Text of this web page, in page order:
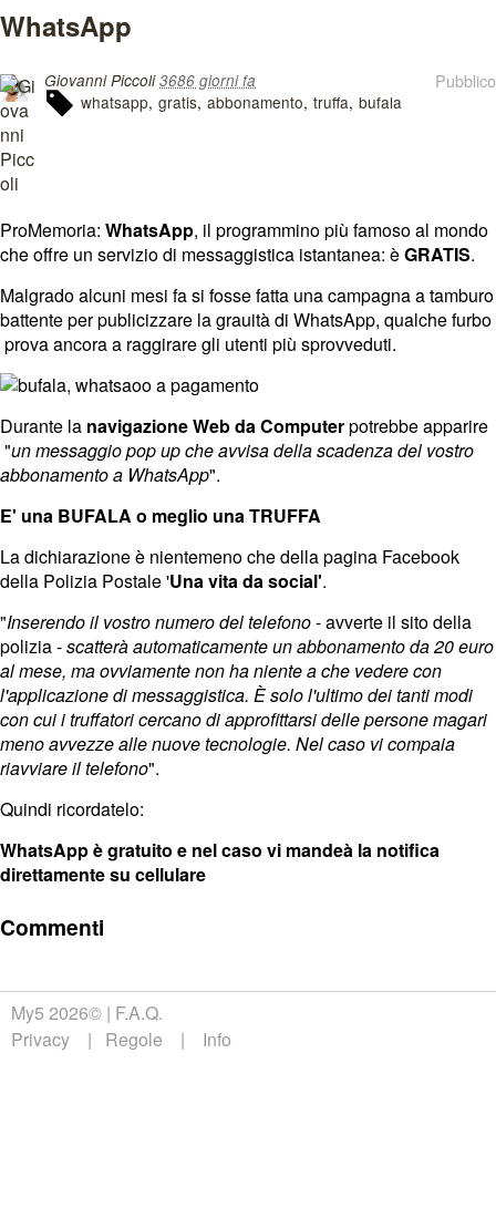
WhatsApp
Pubblico
Giovanni Piccoli 3686 giorni fa
whatsapp gratis abbonamento truffa bufala
ProMemoria: WhatsApp, il programmino più famoso al mondo
che offre un servizio di messaggistica istantanea: èGRATIS.
Malgrado alcuni mesi fa si fosse fatta una campagna a tamburo
battente per publicizzare la grauità di WhatsApp, qualche furbo
prova ancora a raggirare gli utenti più sprovveduti.
Durante la navigazione Web da Computerpotrebbe apparire
"un messaggio pop up che avvisa della scadenza del vostro
abbonamento a WhatsApp".
E' una BUFALA o meglio una TRUFFA
La dichiarazione è nientemeno che della pagina Facebook
della Polizia Postale 'Una vita da social'.
"Inserendo il vostro numero del telefono- avverte il sito della
polizia -scatterà automaticamente un abbonamento da 20 euro
al mese, ma ovviamente non ha niente a che vedere con
l'applicazione di messaggistica. È solo l'ultimo dei tanti modi
con cui i truffatori cercano di approfittarsi delle persone magari
meno avvezze alle nuove tecnologie. Nel caso vi compaia
riavviare il telefono".
Quindi ricordatelo:
WhatsApp è gratuito e nel caso vi mandeà la notifica
direttamente su cellulare
Commenti
My5 2026© F.A.Q.
Privacy
Regole Info